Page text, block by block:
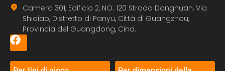
Camera 301, Edificio 2, NO. 120 Strada Donghuan, Via
Shiqiao, Distretto di Panyu, Città di Guangzhou,
Provincia del Guangdong, Cina.